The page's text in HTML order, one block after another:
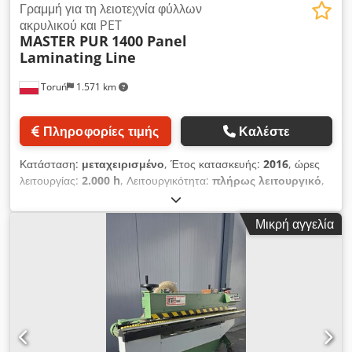
Toruń 1.571 km
Γραμμή για τη λειοτεχνία φύλλων
ακρυλικού και PET
MASTER PUR 1400 Panel
Laminating Line
Πληροφορίες τιμής Καλέστε
Κατάσταση: μεταχειρισμένο, Έτος κατασκευής: 2016, ώρες
λειτουργίας: 2.000 h, Λειτουργικότητα: πλήρως λειτουργικό,
Γραμμή για την επικάλυψη πλακών με χρήση ΑΚΡΥΛΙΚΟΥ,
PET, PVC, HPL, CPL MASTER PUR-1400 Γραμμή Επικάλυψης
Πλακών Επαγγελματική γραμμή για μονόπλευρη επικάλυψη
πλακών με χρήση θερμοκολλητικής κόλλας PUR. Εφαρμογές Το
μηχάνημα προορίζεται για την επικάλυψη: MDF ινοσανίδας
κοντραπλακέ πλακών PVC γυψοσανίδων άλλων
ξυλοβασισμένων υλικών Υλικά επικάλυψης που
υποστηρίζονται: ΑΚΡΥΛΙΚΟ PVC HPL PET CPL διακοσμητικό
χαρτί Τεχνικά χαρακτηριστικά Credpfjzkmqbsx Airef Εύρος
εργασίας: 1400 mm Μέγιστη διάσταση πλακών: 2800 × 1300
Μικρή αγγελία